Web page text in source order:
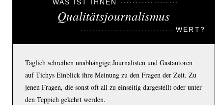
WAS IST IHNEN
Qualitätsjournalismus
WERT?
Täglich schreiben unabhängige Journalisten und Gastautoren
auf Tichys Einblick ihre Meinung zu den Fragen der Zeit. Zu
jenen Fragen, die sonst oft all zu einseitig dargestellt oder unter
den Teppich gekehrt werden.